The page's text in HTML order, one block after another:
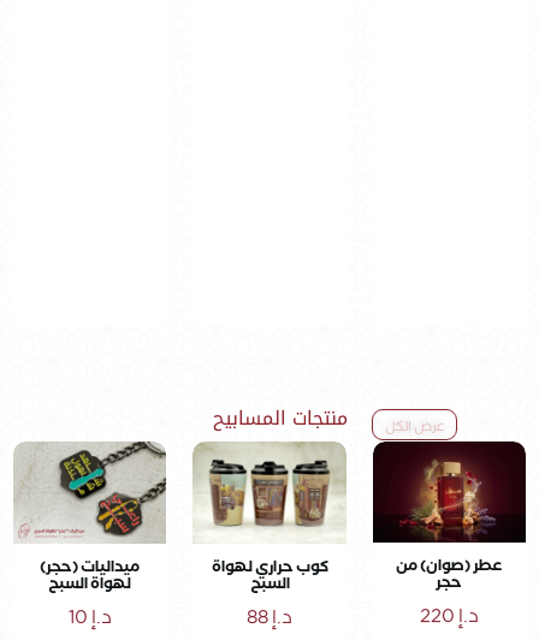
عرض الكل منتجات المسابيح
عطر (صوان) من
حجر
د.إ
كوب حراري لهواة
السبح
د.إ
ميداليات (حجر)
لهواة السبح
د.إ